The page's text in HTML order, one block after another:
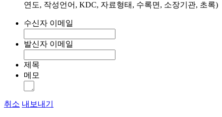
연도, 작성언어, KDC, 자료형태, 수록면, 소장기관, 초록)
수신자 이메일
발신자 이메일
제목
메모
취소 내보내기